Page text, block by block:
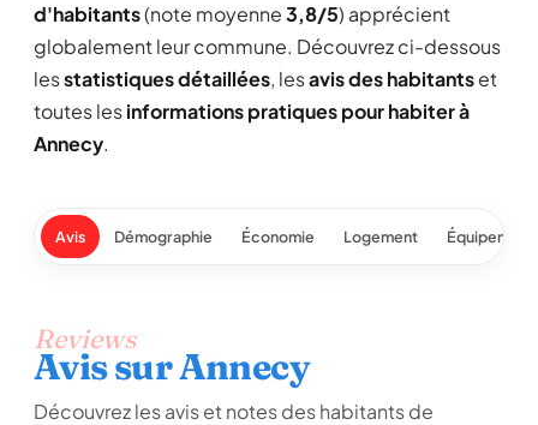
d'habitants(note moyenne3,8/5) apprécient
globalement leur commune. Découvrez ci-dessous
lesstatistiques détaillées, lesavis des habitantset
toutes lesinformations pratiques pour habiter à
Annecy.
Avis Démographie Économie Logement
Reviews
Avis sur Annecy
Découvrez les avis et notes des habitants de